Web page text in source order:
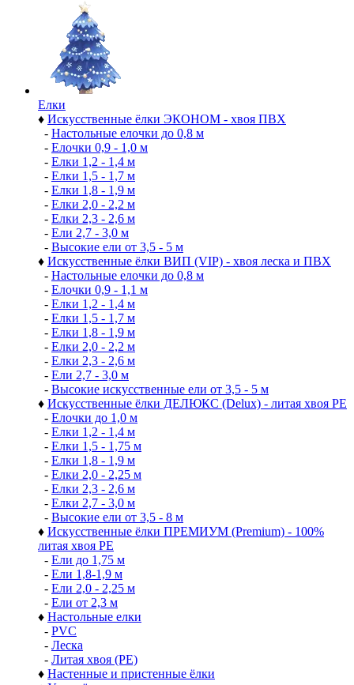
Елки
♦ Искусственные ёлки ЭКОНОМ - хвоя ПВХ
- Настольные елочки до 0,8 м
- Елочки 0,9 - 1,0 м
- Елки 1,2 - 1,4 м
- Елки 1,5 - 1,7 м
- Елки 1,8 - 1,9 м
- Елки 2,0 - 2,2 м
- Елки 2,3 - 2,6 м
- Ели 2,7 - 3,0 м
- Высокие ели от 3,5 - 5 м
♦ Искусственные ёлки ВИП (VIP) - хвоя леска и ПВХ
- Настольные елочки до 0,8 м
- Елочки 0,9 - 1,1 м
- Елки 1,2 - 1,4 м
- Елки 1,5 - 1,7 м
- Елки 1,8 - 1,9 м
- Елки 2,0 - 2,2 м
- Елки 2,3 - 2,6 м
- Ели 2,7 - 3,0 м
- Высокие искусственные ели от 3,5 - 5 м
♦ Искусственные ёлки ДЕЛЮКС (Delux) - литая хвоя РЕ
- Елочки до 1,0 м
- Елки 1,2 - 1,4 м
- Елки 1,5 - 1,75 м
- Елки 1,8 - 1,9 м
- Елки 2,0 - 2,25 м
- Елки 2,3 - 2,6 м
- Елки 2,7 - 3,0 м
- Высокие ели от 3,5 - 8 м
♦ Искусственные ёлки ПРЕМИУМ (Premium) - 100%
литая хвоя РЕ
- Ели до 1,75 м
- Ели 1,8-1,9 м
- Ели 2,0 - 2,25 м
- Ели от 2,3 м
♦ Настольные елки
- PVC
- Леска
- Литая хвоя (РЕ)
♦ Настенные и пристенные ёлки